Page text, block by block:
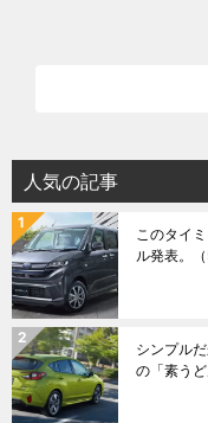
人気の記事
このタイ
ル発表。
シンプル
の「素う